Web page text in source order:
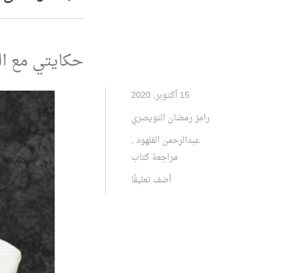
حكايتي مع
15 أكتوبر, 2020
رامز رمضان النويصري
عبدالرحمن القلهود,
مراجعة كتاب
أضف تعليقًا